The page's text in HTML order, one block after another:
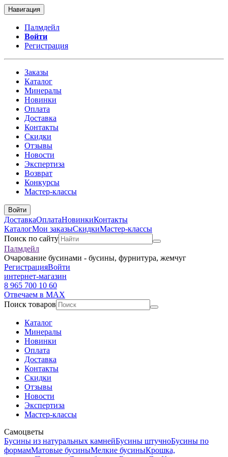
Навигация
Палмдейл
Войти
Регистрация
Заказы
Каталог
Минералы
Новинки
Оплата
Доставка
Контакты
Скидки
Отзывы
Новости
Экспертиза
Возврат
Конкурсы
Мастер-классы
Войти
ДоставкаОплатаНовинкиКонтакты
КаталогМои заказыСкидкиМастер-классы
Поиск по сайту
Палмдейл
Очарование бусинами - бусины, фурнитура, жемчуг
РегистрацияВойти
интернет-магазин
8 965 700 10 60
Отвечаем в MAX
Поиск товаров
Каталог
Минералы
Новинки
Оплата
Доставка
Контакты
Скидки
Отзывы
Новости
Экспертиза
Мастер-классы
Самоцветы
Бусины из натуральных камнейБусины штучноБусины по
формамМатовые бусиныМелкие бусиныКрошка,